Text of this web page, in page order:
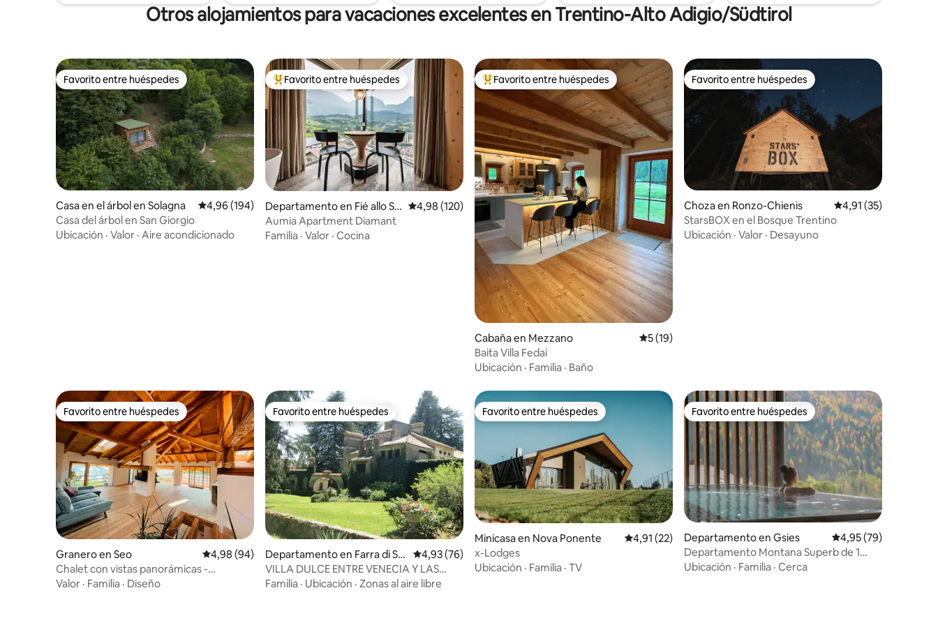
Otros alojamientos para vacaciones excelentes en Trentino-Alto Adigio/Südtirol
Favorito entre huéspedes
Favorito entre huéspedes
Casa en el árbol en Solagna Calificación promedio: 4,96 de 5. 194 evaluaciones
4,96 (194)
Casa del árbol en San Giorgio
Ubicación · Valor · Aire acondicionado
Favorito entre los huéspedes más destacados
Favorito entre huéspedes
Departamento en Fié allo Sci
liar
Calificación promedio: 4,98 de 5. 120 evaluaciones
4,98 (120)
Aumia Apartment Diamant
Familia · Valor · Cocina
Favorito entre los huéspedes más destacados
Favorito entre huéspedes
Cabaña en Mezzano Calificación promedio: 5 de 5. 19 evaluaciones
5 (19)
Baita Villa Fedai
Ubicación · Familia · Baño
Favorito entre huéspedes
Favorito entre huéspedes
Choza en Ronzo-Chienis Calificación
4,91 (35)
StarsBOX en el Bosque Trentino
Ubicación · Valor · Desayuno
Favorito entre huéspedes
Favorito entre huéspedes
Granero en Seo Calificación promedio: 4,98 de 5. 94 evaluaciones
4,98 (94)
Chalet con vistas panorámicas -
Dolomitas
Valor · Familia · Diseño
Favorito entre huéspedes
Favorito entre huéspedes
Departamento en Farra di Sol
igo
Calificación promedio: 4,93 de 5. 76 evaluaciones
4,93 (76)
VILLA DULCE ENTRE VENECIA Y LAS
DOLOMITAS «ZONA PROSECCO»
Familia · Ubicación · Zonas al aire libre
Favorito entre huéspedes
Favorito entre huéspedes
Minicasa en Nova Ponente Calificación promedio: 4,91 de 5. 22 evaluaciones
4,91 (22)
x-Lodges
Ubicación · Familia · TV
Favorito entre huéspedes
Favorito entre huéspedes
Departamento en Gsies Calificación
4,95 (79)
Departamento Montana Superb de 1
dormitorio en Mountain Residence
Ubicación · Familia · Cerca